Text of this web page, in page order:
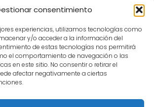
consentimiento
experiencias, utilizamos tecnologías como
y/o acceder a la información del
de estas tecnologías nos permitirá
el comportamiento de navegación o las
en este sitio. No consentir o retirar el
afectar negativamente a ciertas
son los afectados de
Desvern y Qué
a cualquier persona de Sant
que tenga o haya